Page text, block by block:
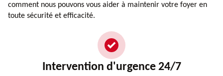
comment nous pouvons vous aider à maintenir votre foyer en
toute sécurité et efficacité.
Intervention d'urgence 24/7